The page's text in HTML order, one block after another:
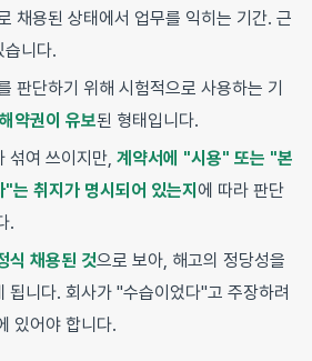
채용된 상태에서 업무를 익히는 기간. 근
습니다.
판단하기 위해 시험적으로 사용하는 기
해약권이 유보된 형태입니다.
섞여 쓰이지만, 계약서에 "시용" 또는 "본
는 취지가 명시되어 있는지 에 따라 판단
.
식 채용된 것으로 보아, 해고의 정당성을
됩니다. 회사가 "수습이었다"고 주장하려
있어야 합니다.